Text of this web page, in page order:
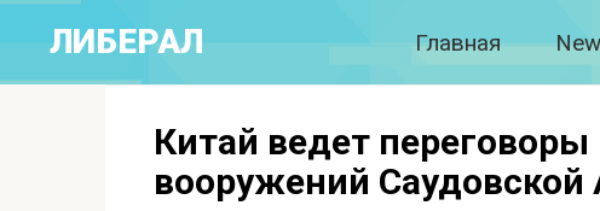
контенту
ЛИБЕРАЛ Главная
Китай ведет переговоры
вооружений Саудовской